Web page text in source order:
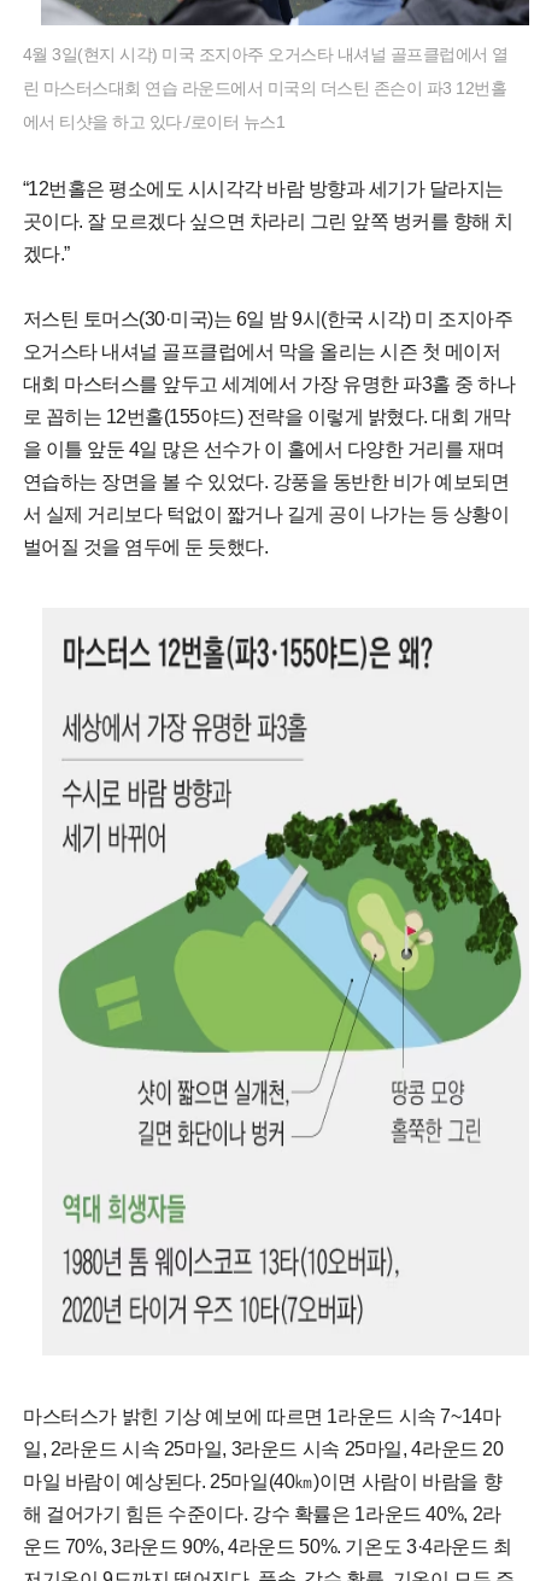
4월 3일(현지 시각) 미국 조지아주 오거스타 내셔널 골프클럽에서 열
린 마스터스대회 연습 라운드에서 미국의 더스틴 존슨이 파3 12번홀
에서 티샷을 하고 있다./로이터 뉴스1
“12번홀은 평소에도 시시각각 바람 방향과 세기가 달라지는
곳이다. 잘 모르겠다 싶으면 차라리 그린 앞쪽 벙커를 향해 치
겠다.”
저스틴 토머스(30·미국)는 6일 밤 9시(한국 시각) 미 조지아주
오거스타 내셔널 골프클럽에서 막을 올리는 시즌 첫 메이저
대회 마스터스를 앞두고 세계에서 가장 유명한 파3홀 중 하나
로 꼽히는 12번홀(155야드) 전략을 이렇게 밝혔다. 대회 개막
을 이틀 앞둔 4일 많은 선수가 이 홀에서 다양한 거리를 재며
연습하는 장면을 볼 수 있었다. 강풍을 동반한 비가 예보되면
서 실제 거리보다 턱없이 짧거나 길게 공이 나가는 등 상황이
벌어질 것을 염두에 둔 듯했다.
마스터스가 밝힌 기상 예보에 따르면 1라운드 시속 7~14마
일, 2라운드 시속 25마일, 3라운드 시속 25마일, 4라운드 20
마일 바람이 예상된다. 25마일(40㎞)이면 사람이 바람을 향
해 걸어가기 힘든 수준이다. 강수 확률은 1라운드 40%, 2라
운드 70%, 3라운드 90%, 4라운드 50%. 기온도 3·4라운드 최